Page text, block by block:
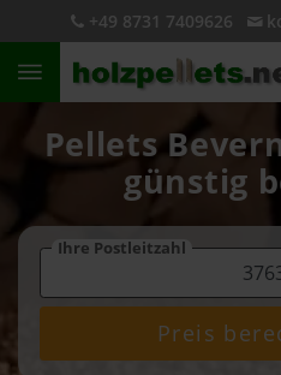
+49 8731 7409626
Pellets
günstig
Ihre Postleitzahl
Preis